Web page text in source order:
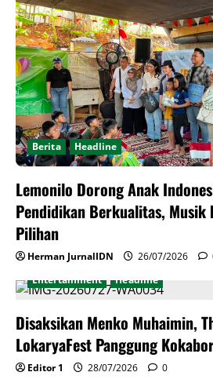
Berita Headline
Lemonilo Dorong Anak
Pendidikan Berkualitas, Musik
Pilihan
Herman JurnalIDN 26/07/2026
Entertainment
Headline
Disaksikan Menko Muhaimin,
LokaryaFest Panggung
Editor 1 28/07/2026 0